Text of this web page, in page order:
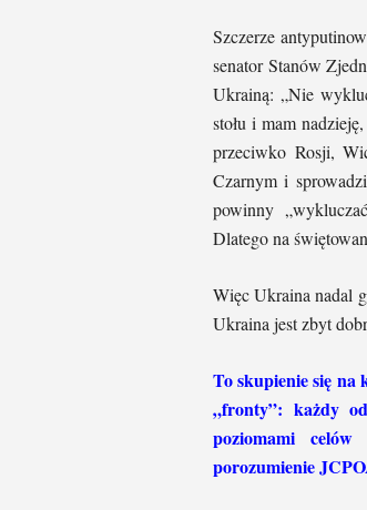
Szczerze
senator Stanów
Ukrainą: „Nie
stołu i mam
przeciwko Rosji,
Czarnym i
powinny
Dlatego na
Więc Ukraina nadal
Ukraina jest zbyt
To skupienie się
„fronty”: każdy
poziomami
porozumienie